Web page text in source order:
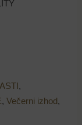
,
,Večerni izhod,